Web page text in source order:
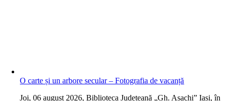
O carte și un arbore secular – Fotografia de vacanță
Joi, 06 august 2026, Biblioteca Județeană „Gh. Asachi” Iași, în